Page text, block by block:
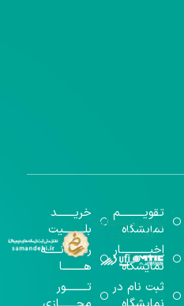
تقویــــــــــم
نمایشگاه
اخبــــــــــــار
نمایشگاه
ثبت نام در
خریـــــــد
بلـــــــــیت
رســـــانــــــه
هـــــــــا
تـــــــــور
گواهینامه‌های
اخذ شده